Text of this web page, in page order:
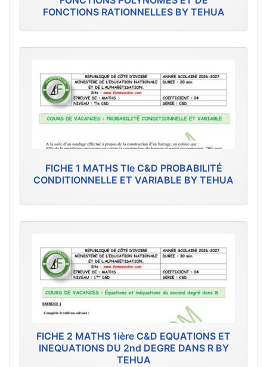
FONCTIONS RATIONNELLES BY TEHUA
FICHE 1 MATHS Tle C&D PROBABILITÉ
CONDITIONNELLE ET VARIABLE BY TEHUA
FICHE 2 MATHS 1ière C&D EQUATIONS ET
INEQUATIONS DU 2nd DEGRE DANS R BY
TEHUA